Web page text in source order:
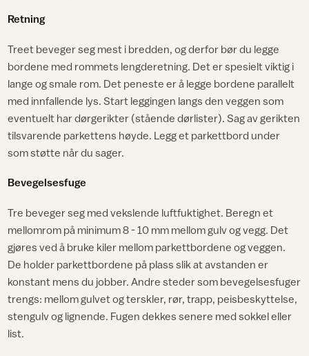
Retning
Treet beveger seg mest i bredden, og derfor bør du legge
bordene med rommets lengderetning. Det er spesielt viktig i
lange og smale rom. Det peneste er å legge bordene parallelt
med innfallende lys. Start leggingen langs den veggen som
eventuelt har dørgerikter (stående dørlister). Sag av gerikten
tilsvarende parkettens høyde. Legg et parkettbord under
som støtte når du sager.
Bevegelsesfuge
Tre beveger seg med vekslende luftfuktighet. Beregn et
mellomrom på minimum 8 - 10 mm mellom gulv og vegg. Det
gjøres ved å bruke kiler mellom parkettbordene og veggen.
De holder parkettbordene på plass slik at avstanden er
konstant mens du jobber. Andre steder som bevegelsesfuger
trengs: mellom gulvet og terskler, rør, trapp, peisbeskyttelse,
stengulv og lignende. Fugen dekkes senere med sokkel eller
list.